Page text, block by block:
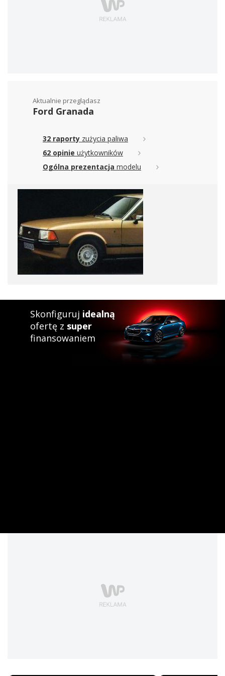
Aktualnie przeglądasz
Ford Granada
32 raporty zużycia paliwa
62 opinie użytkowników
Ogólna prezentacja modelu
Skonfiguruj idealną
ofertę z super
finansowaniem